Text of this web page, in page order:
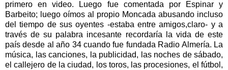
primero en video. Luego fue comentada por Espinar y
Barbeito; luego oímos al propio Moncada abusando incluso
del tiempo de sus oyentes -estaba entre amigos,claro- y a
través de su palabra incesante recordaría la vida de este
país desde al año 34 cuando fue fundada Radio Almería. La
música, las canciones, la publicidad, las noches de sábado,
el callejero de la ciudad, los toros, las procesiones, el fútbol,